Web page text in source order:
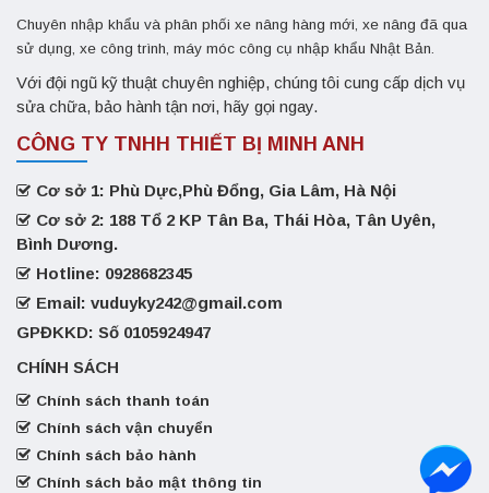
Chuyên nhập khẩu và phân phối xe nâng hàng mới, xe nâng đã qua
sử dụng, xe công trình, máy móc công cụ nhập khẩu Nhật Bản.
Với đội ngũ kỹ thuật chuyên nghiệp, chúng tôi cung cấp dịch vụ
sửa chữa, bảo hành tận nơi, hãy gọi ngay.
CÔNG TY TNHH THIẾT BỊ MINH ANH
Cơ sở 1: Phù Dực,Phù Đổng, Gia Lâm, Hà Nội
Cơ sở 2: 188 Tổ 2 KP Tân Ba, Thái Hòa, Tân Uyên,
Bình Dương.
Hotline: 0928682345
Email: vuduyky242@gmail.com
GPĐKKD: Số 0105924947
CHÍNH SÁCH
Chính sách thanh toán
Chính sách vận chuyển
Chính sách bảo hành
Chính sách bảo mật thông tin